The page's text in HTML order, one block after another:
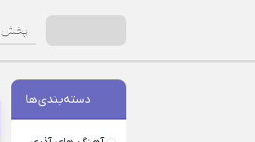
پخش
دسته‌بندی‌ها